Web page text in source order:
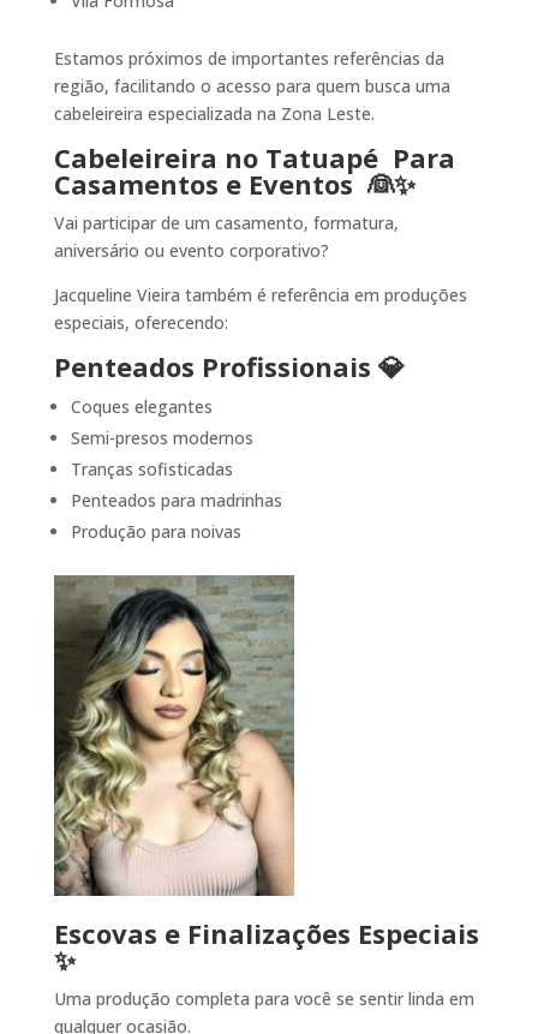
Estamos próximos de importantes referências da
região, facilitando o acesso para quem busca uma
cabeleireira especializada na Zona Leste.
Cabeleireira no Tatuapé Para
Casamentos e Eventos 👰✨
Vai participar de um casamento, formatura,
aniversário ou evento corporativo?
Jacqueline Vieira também é referência em produções
especiais, oferecendo:
Penteados Profissionais 💎
Coques elegantes
Semi-presos modernos
Tranças sofisticadas
Penteados para madrinhas
Produção para noivas
Escovas e Finalizações Especiais
✨
Uma produção completa para você se sentir linda em
qualquer ocasião.